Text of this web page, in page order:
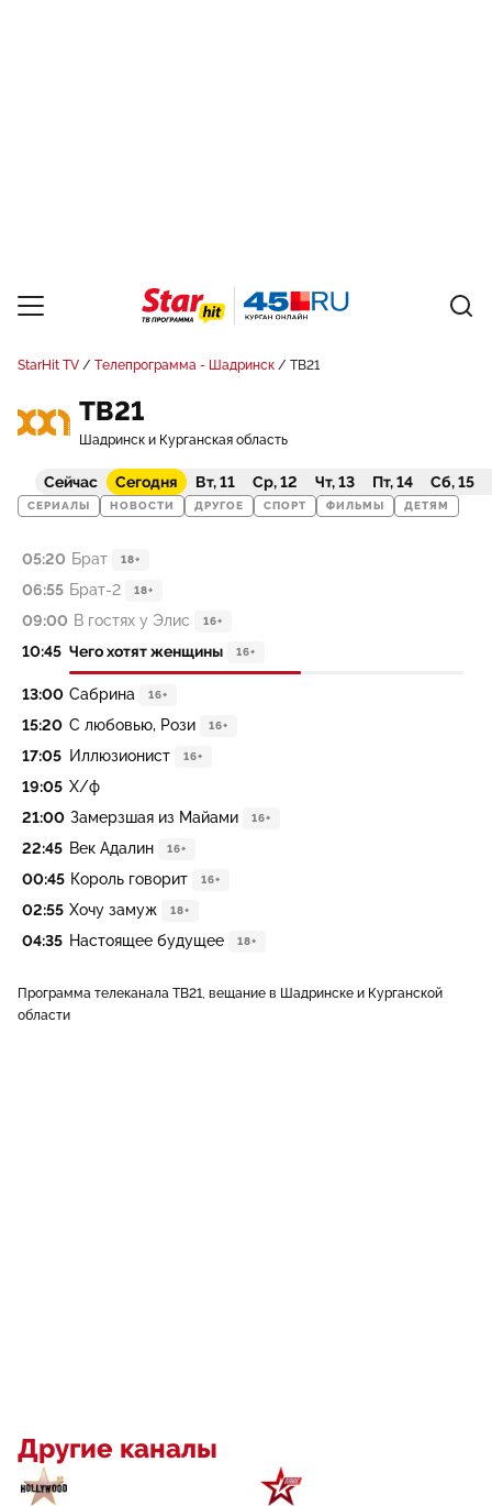
StarHit TV Телепрограмма - Шадринск ТВ21
ТВ21
Шадринск и Курганская область
Сейчас Сегодня Вт, 11 Ср, 12 Чт, 13 Пт, 14 Сб, 15
СЕРИАЛЫ НОВОСТИ ДРУГОЕ СПОРТ ФИЛЬМЫ ДЕТЯМ
05:20 Брат 18+
06:55 Брат-2 18+
09:00 В гостях у Элис 16+
10:45 Чего хотят женщины 16+
13:00 Сабрина 16+
15:20 С любовью, Рози 16+
17:05 Иллюзионист 16+
19:05 Х/ф
21:00 Замерзшая из Майами 16+
22:45 Век Адалин 16+
00:45 Король говорит 16+
02:55 Хочу замуж 18+
04:35 Настоящее будущее 18+
Программа телеканала ТВ21, вещание в Шадринске и Курганской
области
Другие каналы